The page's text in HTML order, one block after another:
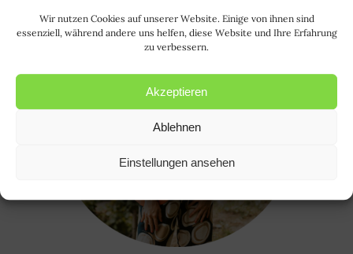
Wir nutzen Cookies auf unserer Website. Einige von ihnen sind
essenziell, während andere uns helfen, diese Website und Ihre Erfahrung
zu verbessern.
Akzeptieren
Ablehnen
Einstellungen ansehen